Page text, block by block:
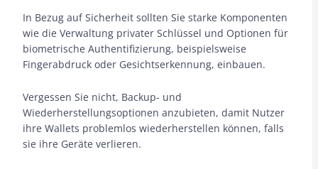
In Bezug auf Sicherheit sollten Sie starke Komponenten
wie die Verwaltung privater Schlüssel und Optionen für
biometrische Authentifizierung, beispielsweise
Fingerabdruck oder Gesichtserkennung, einbauen.
Vergessen Sie nicht, Backup- und
Wiederherstellungsoptionen anzubieten, damit Nutzer
ihre Wallets problemlos wiederherstellen können, falls
sie ihre Geräte verlieren.